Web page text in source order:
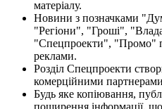
матеріалу.
Новини з позначками
"Регіони", "Гроші",
"Спецпроекти", "Промо"
реклами.
Розділ Спецпроекти
комерційними
Будь яке копіювання,
поширення інформації,